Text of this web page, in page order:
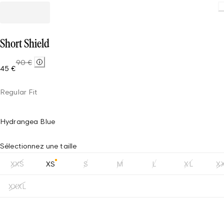
Short Shield
45 €
90 €
Regular Fit
Hydrangea Blue
Sélectionnez une taille
XXS XS S M L XL
XXXL